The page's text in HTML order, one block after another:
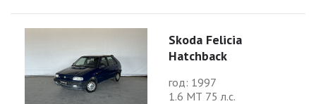
Skoda Felicia
Hatchback
год: 1997
1.6 МТ 75 л.с.